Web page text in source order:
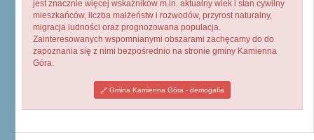
jest znacznie więcej wskaźników m.in. aktualny wiek i stan cywilny
mieszkańców, liczba małżeństw i rozwodów, przyrost naturalny,
migracja ludności oraz prognozowana populacja.
Zainteresowanych wspomnianymi obszarami zachęcamy do do
zapoznania się z nimi bezpośrednio na stronie gminy Kamienna
Góra.
Gmina Kamienna Góra - demogafia